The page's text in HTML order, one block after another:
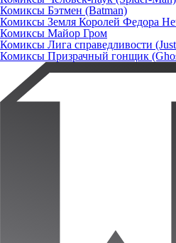
Комиксы Бэтмен (Batman)
Комиксы Земля Королей Федора
Комиксы Майор Гром
Комиксы Лига справедливости
Комиксы Призрачный гонщик